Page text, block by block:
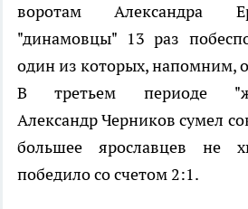
воротам Александра
"динамовцы" 13 раз
один из которых, напомним,
В третьем периоде
Александр Черников сумел
большее ярославцев не
победило со счетом 2:1.